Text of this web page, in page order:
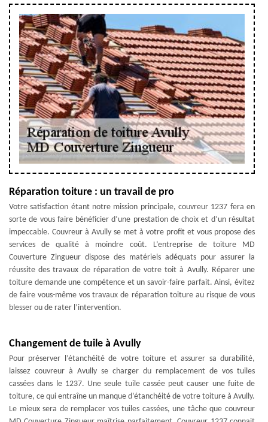
Réparation toiture : un travail de pro
Votre satisfaction étant notre mission principale, couvreur 1237 fera en
sorte de vous faire bénéficier d’une prestation de choix et d’un résultat
impeccable. Couvreur à Avully se met à votre profit et vous propose des
services de qualité à moindre coût. L’entreprise de toiture MD
Couverture Zingueur dispose des matériels adéquats pour assurer la
réussite des travaux de réparation de votre toit à Avully. Réparer une
toiture demande une compétence et un savoir-faire parfait. Ainsi, évitez
de faire vous-même vos travaux de réparation toiture au risque de vous
blesser ou de rater l’intervention.
Changement de tuile à Avully
Pour préserver l’étanchéité de votre toiture et assurer sa durabilité,
laissez couvreur à Avully se charger du remplacement de vos tuiles
cassées dans le 1237. Une seule tuile cassée peut causer une fuite de
toiture, ce qui entraîne un manque d’étanchéité de votre toiture à Avully.
Le mieux sera de remplacer vos tuiles cassées, une tâche que couvreur